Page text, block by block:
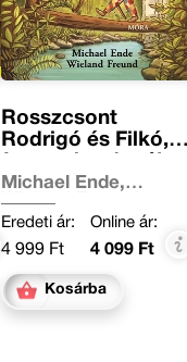
Rosszcsont
Rodrigó és Filkó, a
Michael Ende,
Wieland Freund
Eredeti ár:
4 999 Ft
Online ár:
4 099 Ft
Kosárba